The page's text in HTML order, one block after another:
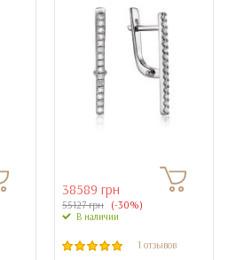
38589 грн
55127 грн (-30%)
В наличии
1 отзывов